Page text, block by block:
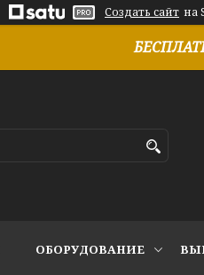
Создать сайт на
ОБОРУДОВАНИЕ